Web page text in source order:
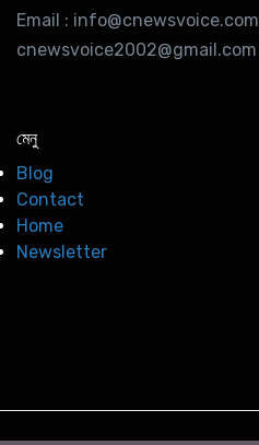
Email : info@cnewsvoice.com
cnewsvoice2002@gmail.com
মেনু
Blog
Contact
Home
Newsletter